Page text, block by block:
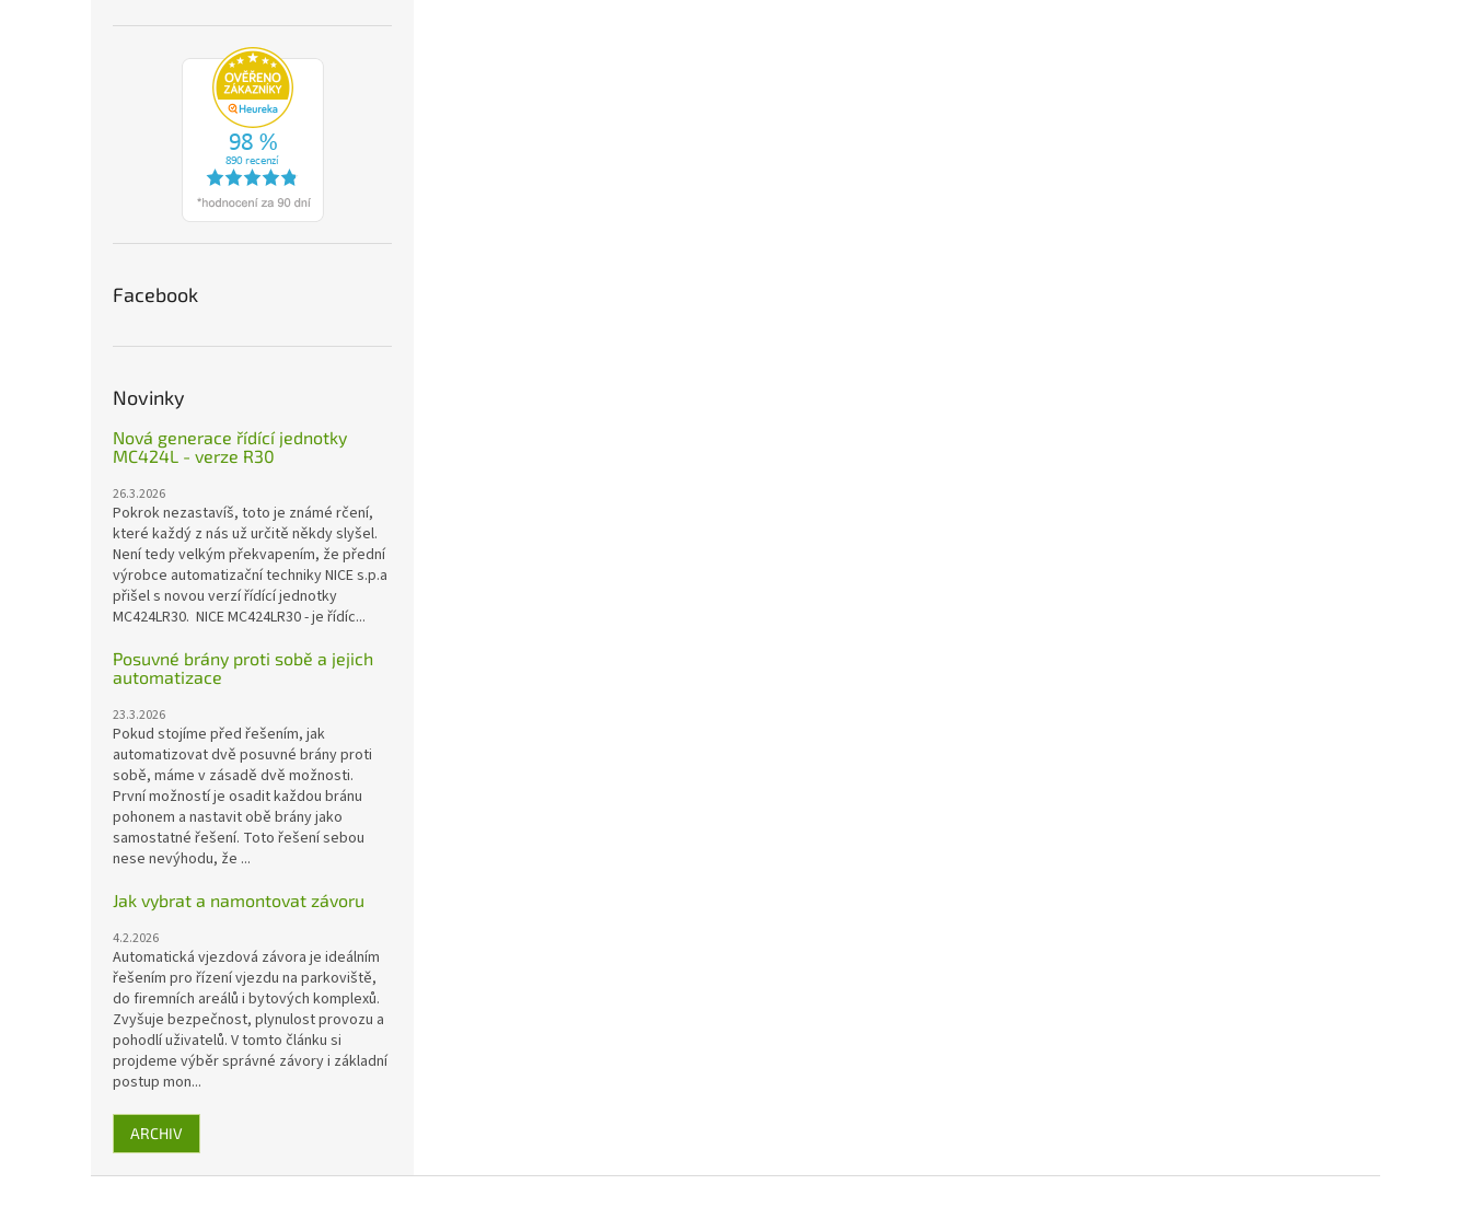
Facebook
Novinky
Nová generace řídící jednotky
MC424L - verze R30
26.3.2026
Pokrok nezastavíš, toto je známé rčení,
které každý z nás už určitě někdy slyšel.
Není tedy velkým překvapením, že přední
výrobce automatizační techniky NICE s.p.a
přišel s novou verzí řídící jednotky
MC424LR30. NICE MC424LR30 - je řídíc...
Posuvné brány proti sobě a jejich
automatizace
23.3.2026
Pokud stojíme před řešením, jak
automatizovat dvě posuvné brány proti
sobě, máme v zásadě dvě možnosti.
První možností je osadit každou bránu
pohonem a nastavit obě brány jako
samostatné řešení. Toto řešení sebou
nese nevýhodu, že ...
Jak vybrat a namontovat závoru
4.2.2026
Automatická vjezdová závora je ideálním
řešením pro řízení vjezdu na parkoviště,
do firemních areálů i bytových komplexů.
Zvyšuje bezpečnost, plynulost provozu a
pohodlí uživatelů. V tomto článku si
projdeme výběr správné závory i základní
postup mon...
ARCHIV